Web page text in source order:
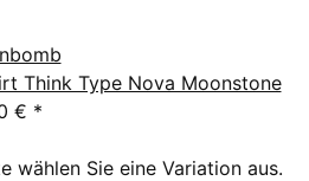
Think Type Nova Moonstone
€ *
wählen Sie eine Variation aus.